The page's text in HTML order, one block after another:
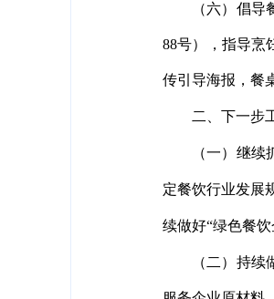
（六）倡导
88号），指导烹
传引导海报，餐
二、下一步
（一）继
定餐饮行业发展
续做好“绿色餐
（二）持